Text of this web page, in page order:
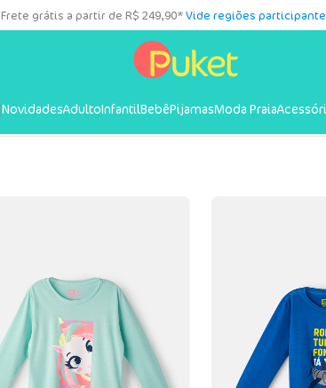
Frete grátis a partir de R$ 249,90*Vide regiões
NovidadesAdultoInfantilBebêPijamasModa Praia